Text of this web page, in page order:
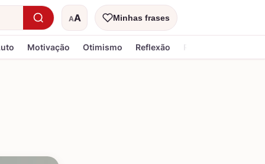
AA
Tamanho do textoMinhas frases
Motivação Otimismo Reflexão Religiosa